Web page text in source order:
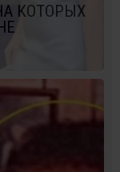
КОТОРЫХ